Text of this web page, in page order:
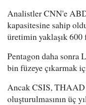
Analistler CNN'e
kapasitesine sahip
üretimin yaklaşık
Pentagon daha sonra
bin füzeye çıkarmak
Ancak CSIS, THAAD
oluşturulmasının üç